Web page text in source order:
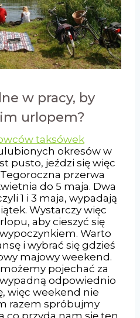
w pracy, by
urlopem?
taksówek
okresów w
pusto, jeździ się więc
przerwa
do 5 maja. Dwa
1 i 3 maja, wypadają
Wystarczy więc
aby cieszyć się
Warto
i wybrać się gdzieś
majowy weekend.
pojechać za
odpowiednio
więc weekend nie
razem spróbujmy
co przyda nam się ten